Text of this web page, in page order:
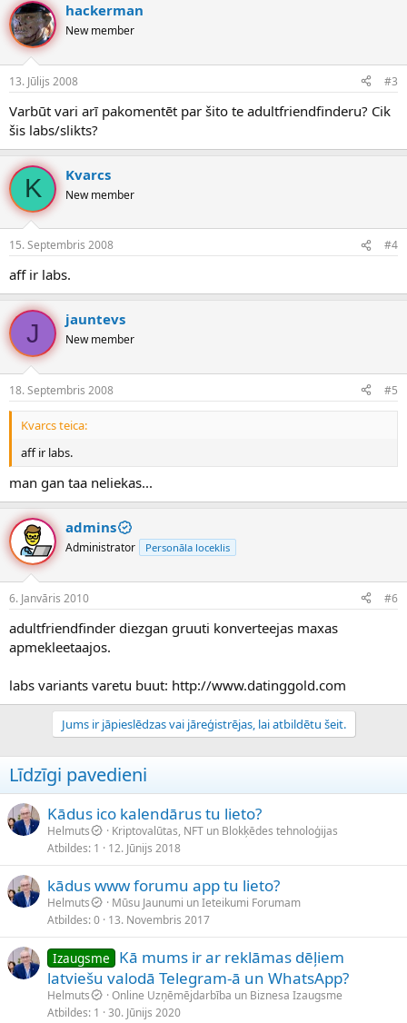
hackerman
New member
13. Jūlijs 2008 #3
Varbūt vari arī pakomentēt par šito te adultfriendfinderu? Cik
šis labs/slikts?
K Kvarcs
New member
15. Septembris 2008 #4
aff ir labs.
J jauntevs
New member
18. Septembris 2008 #5
Kvarcs teica:
aff ir labs.
man gan taa neliekas...
admins
Administrator Personāla loceklis
6. Janvāris 2010 #6
adultfriendfinder diezgan gruuti konverteejas maxas
apmekleetaajos.
labs variants varetu buut: http://www.datinggold.com
Jums ir jāpieslēdzas vai jāreģistrējas, lai atbildētu šeit.
Līdzīgi pavedieni
Kādus ico kalendārus tu lieto?
Helmuts
Kriptovalūtas, NFT un Blokķēdes tehnoloģijas
Atbildes 1 12. Jūnijs 2018
kādus www forumu app tu lieto?
Helmuts
Mūsu Jaunumi un Ieteikumi Forumam
Atbildes 0 13. Novembris 2017
Izaugsme
Kā mums ir ar reklāmas dēļiem
latviešu valodā Telegram-ā un WhatsApp?
Helmuts
Online Uzņēmējdarbība un Biznesa Izaugsme
Atbildes 1 30. Jūnijs 2020